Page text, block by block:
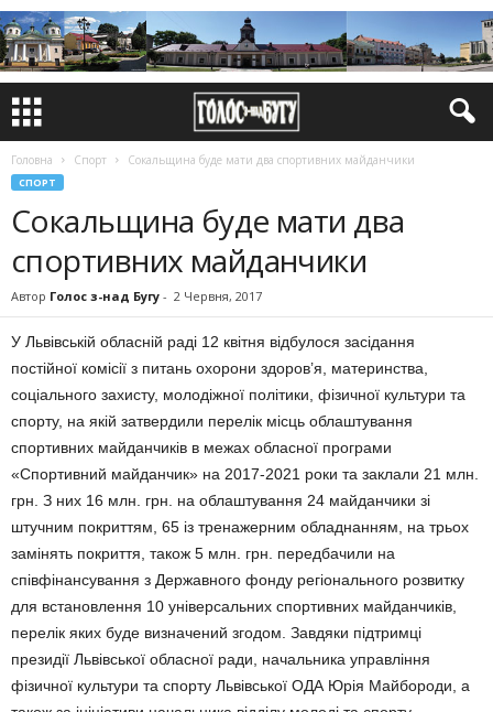
Головна Спорт Сокальщина буде мати два спортивних майданчики
СПОРТ
Сокальщина буде мати два
спортивних майданчики
Автор Голос з-над Бугу - 2 Червня, 2017
У Львівській обласній раді 12 квітня відбулося засідання
постійної комісії з питань охорони здоров’я, материнства,
соціального захисту, молодіжної політики, фізичної культури та
спорту, на якій затвердили перелік місць облаштування
спортивних майданчиків в межах обласної програми
«Спортивний майданчик» на 2017-2021 роки та заклали 21 млн.
грн. З них 16 млн. грн. на облаштування 24 майданчики зі
штучним покриттям, 65 із тренажерним обладнанням, на трьох
замінять покриття, також 5 млн. грн. передбачили на
співфінансування з Державного фонду регіонального розвитку
для встановлення 10 універсальних спортивних майданчиків,
перелік яких буде визначений згодом. Завдяки підтримці
президії Львівської обласної ради, начальника управління
фізичної культури та спорту Львівської ОДА Юрія Майбороди, а